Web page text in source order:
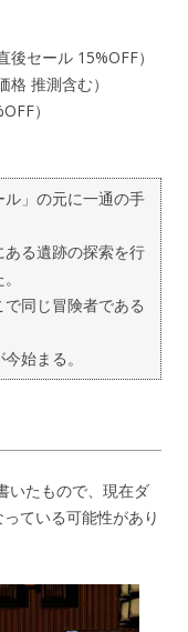
セール 15%OFF）
推測含む）
）
」の元に一通の手
る遺跡の探索を行
同じ冒険者である
始まる。
いたもので、現在ダ
ている可能性があり